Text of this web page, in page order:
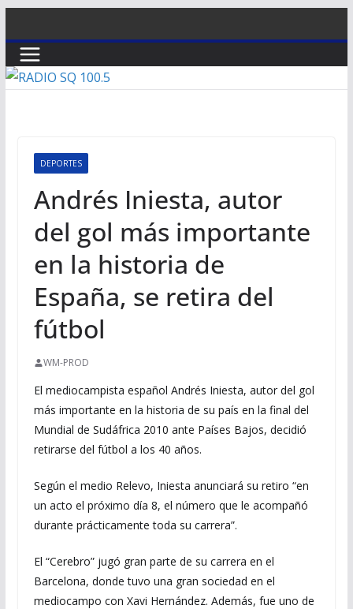
al
contenido
DEPORTES
Andrés Iniesta, autor
del gol más importante
en la historia de
España, se retira del
fútbol
WM-PROD
El mediocampista español Andrés Iniesta, autor del gol
más importante en la historia de su país en la final del
Mundial de Sudáfrica 2010 ante Países Bajos, decidió
retirarse del fútbol a los 40 años.
Según el medio Relevo, Iniesta anunciará su retiro “en
un acto el próximo día 8, el número que le acompañó
durante prácticamente toda su carrera”.
El “Cerebro” jugó gran parte de su carrera en el
Barcelona, donde tuvo una gran sociedad en el
mediocampo con Xavi Hernández. Además, fue uno de